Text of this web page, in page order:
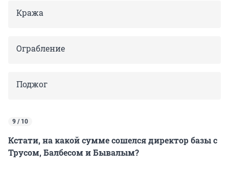
Кража
Ограбление
Поджог
9 / 10
Кстати, на какой сумме сошелся директор базы с
Трусом, Балбесом и Бывалым?